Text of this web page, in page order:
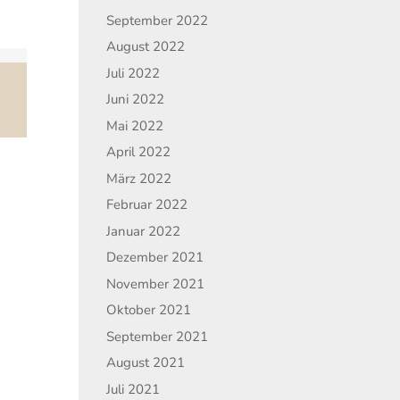
September 2022
August 2022
Juli 2022
Juni 2022
Mai 2022
April 2022
März 2022
Februar 2022
Januar 2022
Dezember 2021
November 2021
Oktober 2021
September 2021
August 2021
Juli 2021